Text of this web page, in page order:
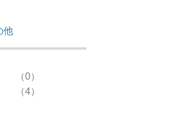
他
（0）
（4）